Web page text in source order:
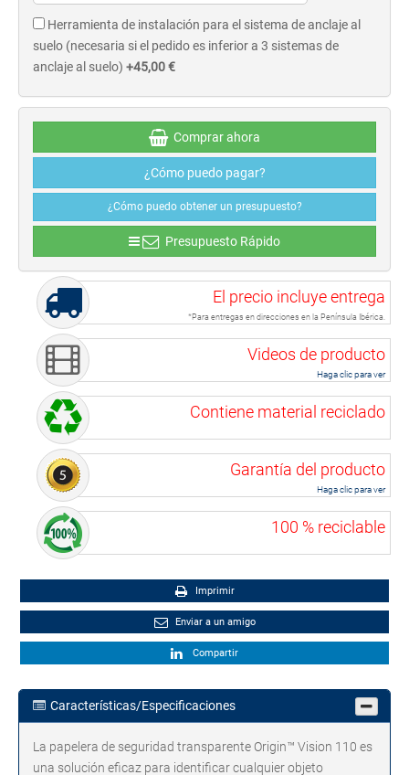
Comprar ahora
¿Cómo puedo pagar?
¿Cómo puedo obtener un presupuesto?
Presupuesto Rápido
Herramienta de instalación para el sistema de anclaje al
suelo (necesaria si el pedido es inferior a 3 sistemas de
anclaje al suelo) +45,00 €
El precio incluye entrega
*Para entregas en direcciones en la Península Ibérica.
Videos de producto
Haga clic para ver
Contiene material reciclado
Garantía del producto
Haga clic para ver
100 % reciclable
Imprimir
Enviar a un amigo
Compartir
Características/Especificaciones
La papelera de seguridad transparente Origin™ Vision 110 es
una solución eficaz para identificar cualquier objeto